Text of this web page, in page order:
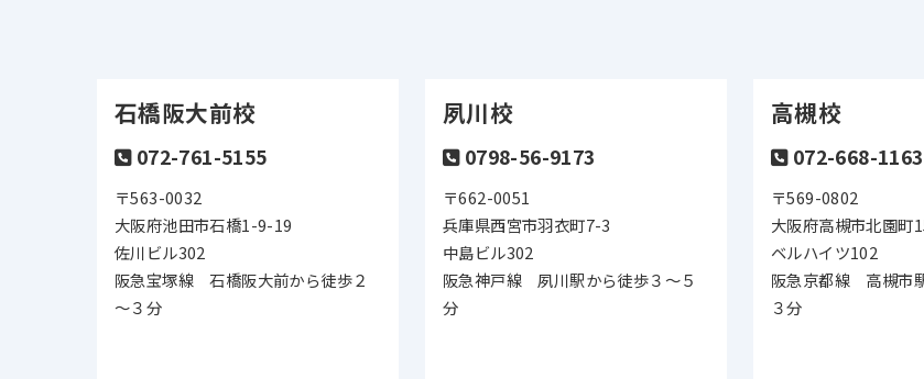
石橋阪大前校
072-761-5155
〒563-0032
大阪府池田市石橋1-9-19
佐川ビル302
阪急宝塚線 石橋阪大前から徒歩２
～３分
夙川校
0798-56-9173
〒662-0051
兵庫県西宮市羽衣町7-3
中島ビル302
阪急神戸線 夙川駅から徒歩３～５
分
高槻校
072-668-1163
〒569-0802
大阪府高槻市北園
ベルハイツ102
阪急京都線 高槻市
３分